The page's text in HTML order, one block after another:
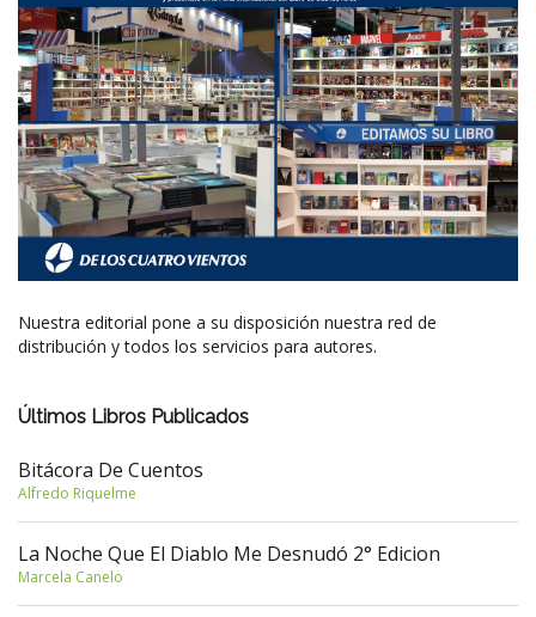
Nuestra editorial pone a su disposición nuestra red de
distribución y todos los servicios para autores.
Últimos Libros Publicados
Bitácora De Cuentos
Alfredo Riquelme
La Noche Que El Diablo Me Desnudó 2° Edicion
Marcela Canelo